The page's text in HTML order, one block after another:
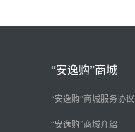
“安逸购”商城
“安逸购”商城服务协议
“安逸购”商城介绍